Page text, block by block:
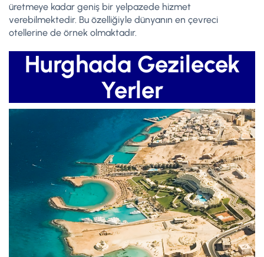
üretmeye kadar geniş bir yelpazede hizmet
verebilmektedir. Bu özelliğiyle dünyanın en çevreci
otellerine de örnek olmaktadır.
Hurghada Gezilecek
Yerler